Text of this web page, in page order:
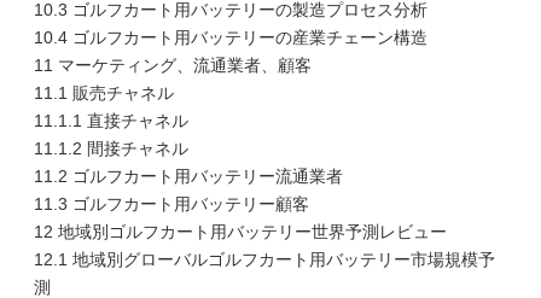
10.3 ゴルフカート用バッテリーの製造プロセス分析
10.4 ゴルフカート用バッテリーの産業チェーン構造
11 マーケティング、流通業者、顧客
11.1 販売チャネル
11.1.1 直接チャネル
11.1.2 間接チャネル
11.2 ゴルフカート用バッテリー流通業者
11.3 ゴルフカート用バッテリー顧客
12 地域別ゴルフカート用バッテリー世界予測レビュー
12.1 地域別グローバルゴルフカート用バッテリー市場規模予
測